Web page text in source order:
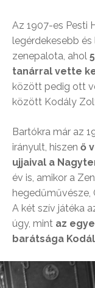
Az 1907-es Pesti
legérdekesebb
zenepalota, ahol
tanárral vette
között pedig ott
között Kodály
Bartókra már az
irányult, hiszen ő
ujjaival a
év is, amikor a
hegedűművésze,
A két szív játéka
úgy, mint az
barátsága